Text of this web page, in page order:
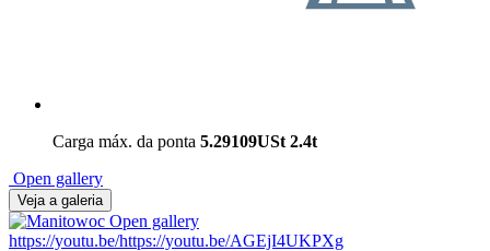
Carga máx. da ponta 5.29109USt 2.4t
Open gallery
Veja a galeria
Open gallery
https://youtu.be/https://youtu.be/AGEjI4UKPXg